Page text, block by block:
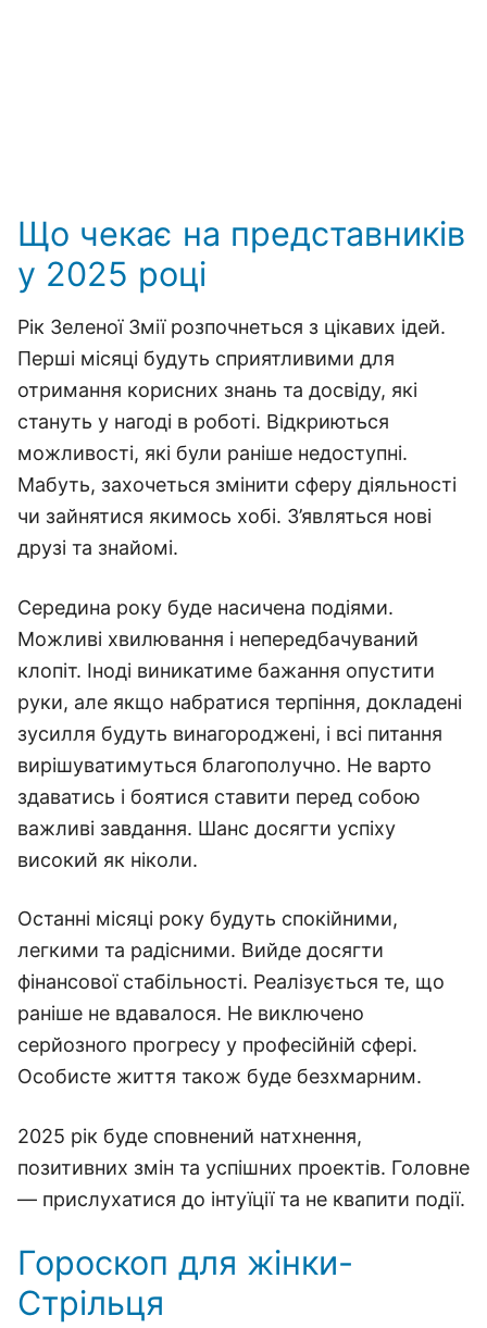
Що чекає на представників
у 2025 році
Рік Зеленої Змії розпочнеться з цікавих ідей.
Перші місяці будуть сприятливими для
отримання корисних знань та досвіду, які
стануть у нагоді в роботі. Відкриються
можливості, які були раніше недоступні.
Мабуть, захочеться змінити сферу діяльності
чи зайнятися якимось хобі. З’являться нові
друзі та знайомі.
Середина року буде насичена подіями.
Можливі хвилювання і непередбачуваний
клопіт. Іноді виникатиме бажання опустити
руки, але якщо набратися терпіння, докладені
зусилля будуть винагороджені, і всі питання
вирішуватимуться благополучно. Не варто
здаватись і боятися ставити перед собою
важливі завдання. Шанс досягти успіху
високий як ніколи.
Останні місяці року будуть спокійними,
легкими та радісними. Вийде досягти
фінансової стабільності. Реалізується те, що
раніше не вдавалося. Не виключено
серйозного прогресу у професійній сфері.
Особисте життя також буде безхмарним.
2025 рік буде сповнений натхнення,
позитивних змін та успішних проектів. Головне
— прислухатися до інтуїції та не квапити події.
Гороскоп для жінки-
Стрільця